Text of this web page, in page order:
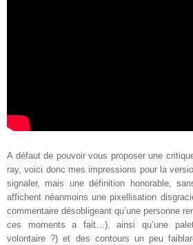
A défaut de pouvoir vous proposer une
ray, voici donc mes impressions pour la
signaler, mais une définition honorable,
affichent néanmoins une pixellisation
commentaire désobligeant qu’une personne
ces moments a fait…), ainsi qu’une
volontaire ?) et des contours un peu